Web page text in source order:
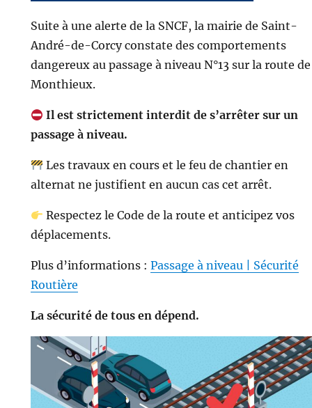
Suite à une alerte de la SNCF, la mairie de Saint-
André-de-Corcy constate des comportements
dangereux au passage à niveau N°13 sur la route de
Monthieux.
Il est strictement interdit de s’arrêter sur un
passage à niveau.
Les travaux en cours et le feu de chantier en
alternat ne justifient en aucun cas cet arrêt.
Respectez le Code de la route et anticipez vos
déplacements.
Plus d’informations : Passage à niveau | Sécurité
Routière
La sécurité de tous en dépend.